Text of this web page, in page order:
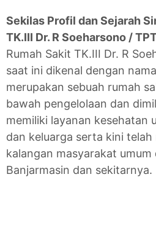
Sekilas Profil dan Sejarah
TK.III Dr. R Soeharsono /
Rumah Sakit TK.III Dr. R
saat ini dikenal dengan
merupakan sebuah rumah
bawah pengelolaan dan
memiliki layanan kesehatan
dan keluarga serta kini telah
kalangan masyarakat umum
Banjarmasin dan sekitarnya.